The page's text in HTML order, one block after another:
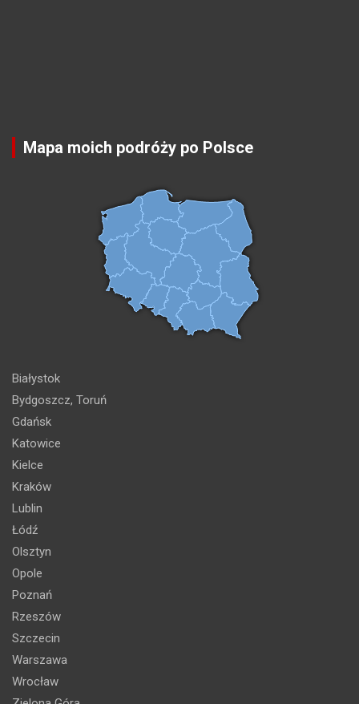
Mapa moich podróży po Polsce
Białystok
Bydgoszcz, Toruń
Gdańsk
Katowice
Kielce
Kraków
Lublin
Łódź
Olsztyn
Opole
Poznań
Rzeszów
Szczecin
Warszawa
Wrocław